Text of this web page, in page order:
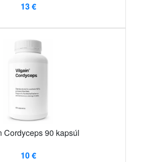
13 €
Cordyceps 90 kapsúl
10 €